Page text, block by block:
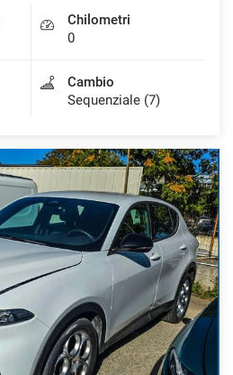
Chilometri
0
Cambio
Sequenziale (7)